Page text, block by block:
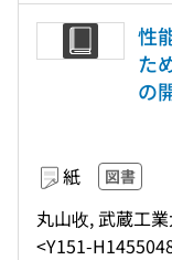
性
た
の
紙 図書
丸山收, 武蔵工
<Y151-